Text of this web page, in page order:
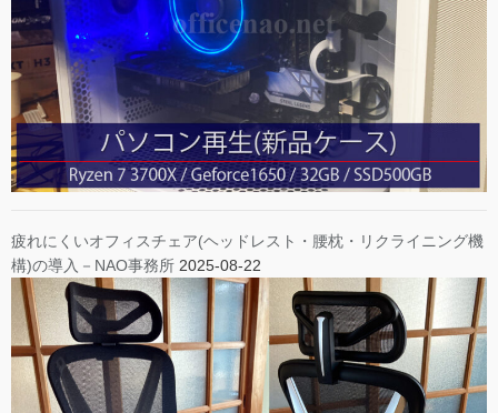
疲れにくいオフィスチェア(ヘッドレスト・腰枕・リクライニング機
構)の導入－NAO事務所 2025-08-22